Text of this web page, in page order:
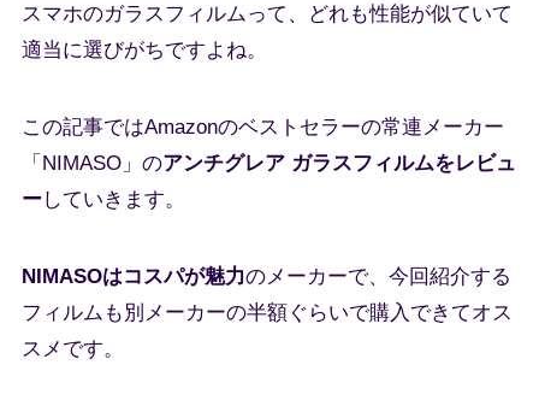
スマホのガラスフィルムって、どれも性能が似ていて
適当に選びがちですよね。
この記事ではAmazonのベストセラーの常連メーカー
「NIMASO」のアンチグレア ガラスフィルムをレビュ
ーしていきます。
NIMASOはコスパが魅力のメーカーで、今回紹介する
フィルムも別メーカーの半額ぐらいで購入できてオス
スメです。